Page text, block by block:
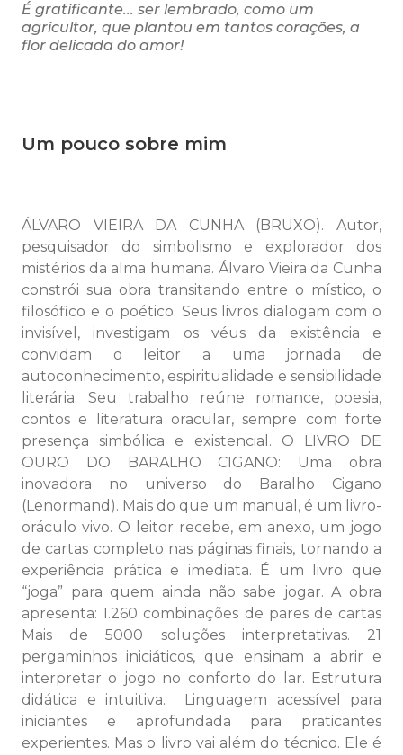
É gratificante... ser lembrado, como um
agricultor, que plantou em tantos corações, a
flor delicada do amor!
Um pouco sobre mim
ÁLVARO VIEIRA DA CUNHA (BRUXO). Autor,
pesquisador do simbolismo e explorador dos
mistérios da alma humana. Álvaro Vieira da Cunha
constrói sua obra transitando entre o místico, o
filosófico e o poético. Seus livros dialogam com o
invisível, investigam os véus da existência e
convidam o leitor a uma jornada de
autoconhecimento, espiritualidade e sensibilidade
literária. Seu trabalho reúne romance, poesia,
contos e literatura oracular, sempre com forte
presença simbólica e existencial. O LIVRO DE
OURO DO BARALHO CIGANO: Uma obra
inovadora no universo do Baralho Cigano
(Lenormand). Mais do que um manual, é um livro-
oráculo vivo. O leitor recebe, em anexo, um jogo
de cartas completo nas páginas finais, tornando a
experiência prática e imediata. É um livro que
“joga” para quem ainda não sabe jogar. A obra
apresenta: 1.260 combinações de pares de cartas
Mais de 5000 soluções interpretativas. 21
pergaminhos iniciáticos, que ensinam a abrir e
interpretar o jogo no conforto do lar. Estrutura
didática e intuitiva. Linguagem acessível para
iniciantes e aprofundada para praticantes
experientes. Mas o livro vai além do técnico. Ele é